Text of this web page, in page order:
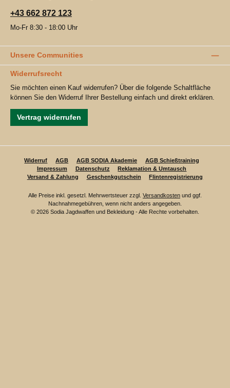
+43 662 872 123
Mo-Fr 8:30 - 18:00 Uhr
Unsere Communities
Widerrufsrecht
Sie möchten einen Kauf widerrufen? Über die folgende Schaltfläche
können Sie den Widerruf Ihrer Bestellung einfach und direkt erklären.
Vertrag widerrufen
Widerruf AGB AGB SODIA Akademie
AGB Schießtraining
Impressum
Datenschutz
Reklamation & Umtausch
Versand & Zahlung
Geschenkgutschein Flintenregistrierung
Alle Preise inkl. gesetzl. Mehrwertsteuer zzgl. Versandkosten und ggf.
Nachnahmegebühren, wenn nicht anders angegeben.
© 2026 Sodia Jagdwaffen und Bekleidung - Alle Rechte vorbehalten.